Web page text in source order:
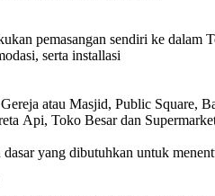
pemasangan sendiri ke dalam
serta installasi
atau Masjid, Public Square,
Api, Toko Besar dan
dasar yang dibutuhkan untuk